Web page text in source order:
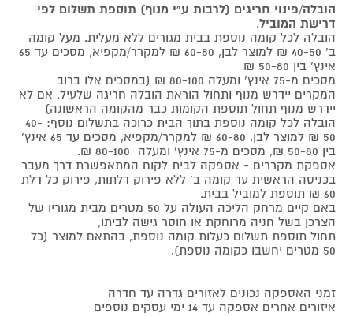
הובלה/פינוי חריגים (לרבות ע"י מנוף) תוספת תשלום לפי
דרישת המוביל.
הובלה לכל קומה נוספת בבית מגורים ללא מעלית. מעל קומה
ב' 40-50 ₪ למוצר לבן, 60-80 ₪ למקרר/מקפיא, מסכים עד 65
אינץ' בין 50-80 ₪
מסכים מ-75 אינץ' ומעלה 80-100 ₪ (במסכים אלו ברוב
המקרים יידרש מנוף ותחול הוראת הובלה חריגה שלעיל. אם לא
יידרש מנוף תחול תוספת הקומות כבר מהקומה הראשונה)
הובלה לכל קומה נוספת בתוך הבית כרוכה בתשלום נוסף: 40-
50 ₪ למוצר לבן, 60-80 ₪ למקרר/מקפיא, מסכים עד 65 אינץ'
בין 50-80 ₪, מסכים מ-75 אינץ' ומעלה 80-100 ₪.
אספקת מקררים - אספקה לבית לקוח המתאפשרת דרך מעבר
בכניסה הראשית עד קומה ב' ללא פירוק דלתות, פירוק כל דלת
60 ₪ תוספת למוביל בבית.
באם קיים מרחק הליכה העולה על 50 מטרים מבית מגוריו של
הצרכן בשל חניה מרוחקת או חוסר גישה לביתו,
תחול תוספת תשלום כעלות קומה נוספת, בהתאם למוצר (כל
50 מטרים יחשבו כקומה נוספת).
זמני האספקה נכונים לאזורים גדרה עד חדרה
איזורים אחרים אספקה עד 14 ימי עסקים נוספים